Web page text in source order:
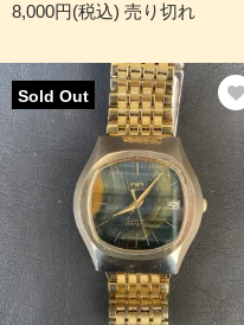
8,000円(税込) 売り切れ
Sold Out